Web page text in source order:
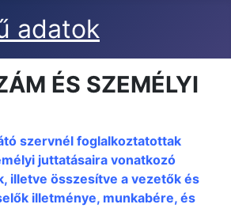
adatok
ÉS SZEMÉLYI
szervnél foglalkoztatottak
juttatásaira vonatkozó
illetve összesítve a vezetők és
illetménye, munkabére, és